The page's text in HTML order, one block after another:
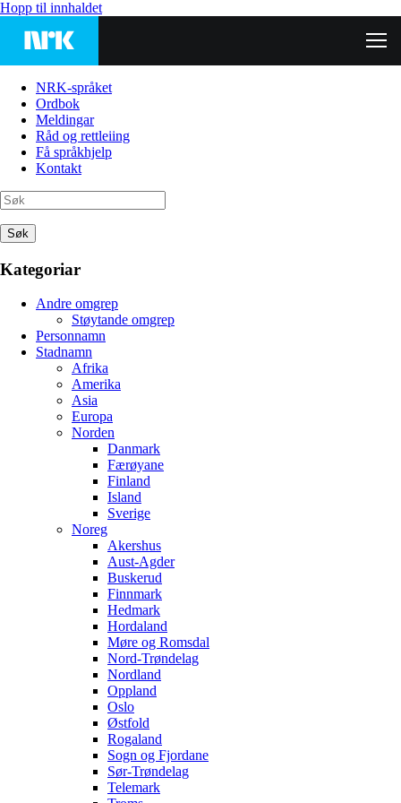
Hopp til innhaldet
NRK-språket
Ordbok
Meldingar
Råd og rettleiing
Få språkhjelp
Kontakt
Søk
Kategoriar
Andre omgrep
Støytande omgrep
Personnamn
Stadnamn
Afrika
Amerika
Asia
Europa
Norden
Danmark
Færøyane
Finland
Island
Sverige
Noreg
Akershus
Aust-Agder
Buskerud
Finnmark
Hedmark
Hordaland
Møre og Romsdal
Nord-Trøndelag
Nordland
Oppland
Oslo
Østfold
Rogaland
Sogn og Fjordane
Sør-Trøndelag
Telemark